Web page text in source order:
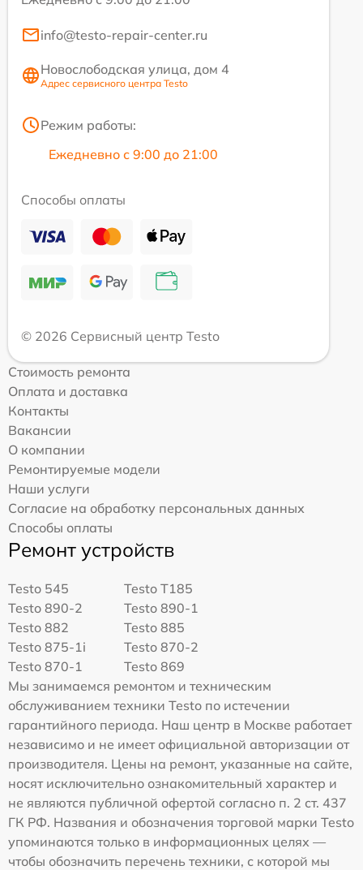
info@testo-repair-center.ru
Новослободская улица, дом 4
Адрес сервисного центра Testo
Режим работы:
Ежедневно с 9:00 до 21:00
Способы оплаты
© 2026 Сервисный центр Testo
Стоимость ремонта
Оплата и доставка
Контакты
Вакансии
О компании
Ремонтируемые модели
Наши услуги
Согласие на обработку персональных данных
Способы оплаты
Ремонт устройств
Testo 545
Testo T185
Testo 890-2
Testo 890-1
Testo 882
Testo 885
Testo 875-1i
Testo 870-2
Testo 870-1
Testo 869
Мы занимаемся ремонтом и техническим
обслуживанием техники Testo по истечении
гарантийного периода. Наш центр в Москве работает
независимо и не имеет официальной авторизации от
производителя. Цены на ремонт, указанные на сайте,
носят исключительно ознакомительный характер и
не являются публичной офертой согласно п. 2 ст. 437
ГК РФ. Названия и обозначения торговой марки Testo
упоминаются только в информационных целях —
чтобы обозначить перечень техники, с которой мы